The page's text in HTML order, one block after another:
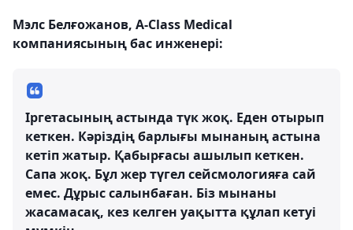
Мэлс Белғожанов, А-Сlass Мedical
компаниясының бас инженері:
Іргетасының астында түк жоқ. Еден отырып
кеткен. Кәріздің барлығы мынаның астына
кетіп жатыр. Қабырғасы ашылып кеткен.
Сапа жоқ. Бұл жер түгел сейсмологияға сай
емес. Дұрыс салынбаған. Біз мынаны
жасамасақ, кез келген уақытта құлап кетуі